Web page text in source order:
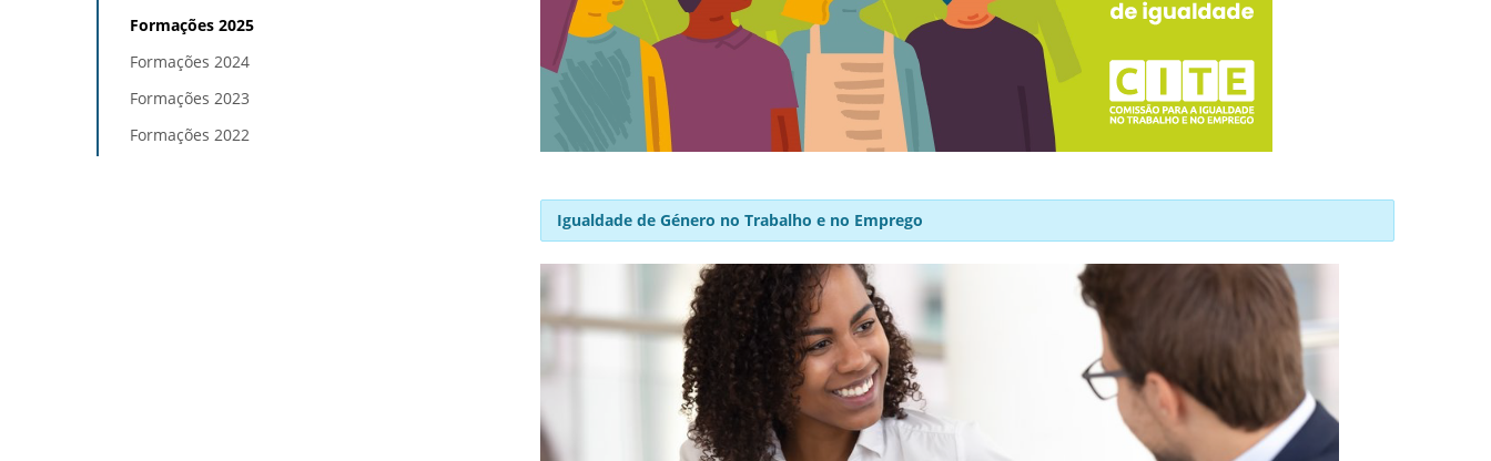
Formações 2025
Formações 2024
Formações 2023
Formações 2022
Igualdade de Género no Trabalho e no Emprego